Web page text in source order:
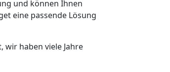
und können Ihnen
eine passende Lösung
haben viele Jahre